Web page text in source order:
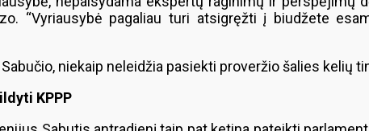
“Vyriausybė pagaliau turi atsigręžti į biudžete
niekaip neleidžia pasiekti proveržio šalies kelių
KPPP